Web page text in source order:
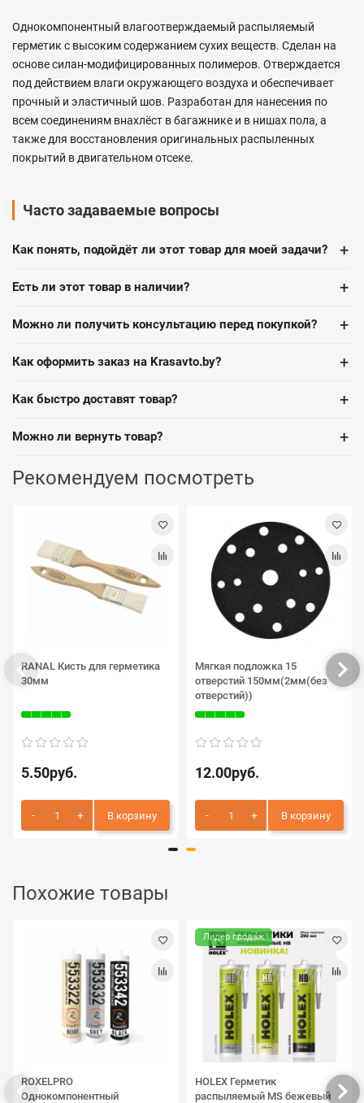
Однокомпонентный влагоотверждаемый распыляемый
герметик с высоким содержанием сухих веществ. Сделан на
основе силан-модифицированных полимеров. Отверждается
под действием влаги окружающего воздуха и обеспечивает
прочный и эластичный шов. Разработан для нанесения по
всем соединениям внахлёст в багажнике и в нишах пола, а
также для восстановления оригинальных распыленных
покрытий в двигательном отсеке.
Часто задаваемые вопросы
Как понять, подойдёт ли этот товар для моей задачи? +
Есть ли этот товар в наличии? +
Можно ли получить консультацию перед покупкой? +
Как оформить заказ на Krasavto.by? +
Как быстро доставят товар? +
Можно ли вернуть товар? +
Рекомендуем посмотреть
RANAL Кисть для герметика
30мм
5.50руб.
В корзину
Мягкая подложка 15
отверстий 150мм(2мм(без
отверстий))
12.00руб.
В корзину
Похожие товары
ROXELPRO
Однокомпонентный
Лидер продаж
HOLEX Герметик
распыляемый MS бежевый